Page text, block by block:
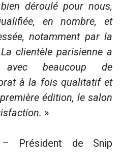
déroulé pour nous,
en nombre, et
notamment par la
clientèle parisienne a
avec beaucoup de
à la fois qualitatif et
édition, le salon
»
– Président de Snip